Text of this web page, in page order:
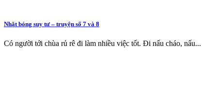
Nhặt bóng suy tư – truyện số 7 và 8
Có người tới chùa rủ rê đi làm nhiều việc tốt. Đi nấu cháo, nấu...